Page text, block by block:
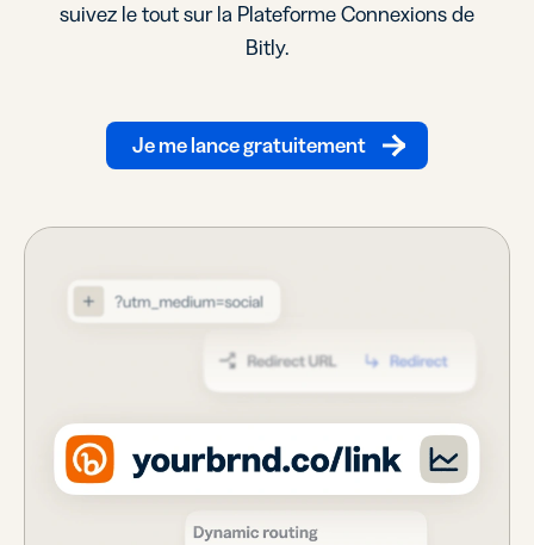
suivez le tout sur la Plateforme Connexions de
Bitly.
Je me lance gratuitement